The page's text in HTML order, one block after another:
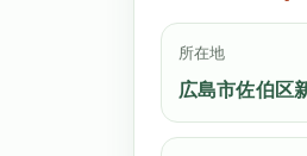
所在地
広島市佐伯区